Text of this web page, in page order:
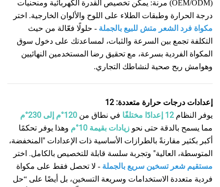
(OEM/ODM) مرنة: يمكن تخصيص القدرة الكهربائية ومنحنيات
درجة الحرارة وطبقات الطلاء على اللوح والألوان الخارجية. اختر
مكواة فرد الشعر متش للبيع بالجملة - حلولًا فعّالة من حيث
التكلفة تجمع بين السرعة والثبات، لمساعدتك على دخول سوق
المكواة الفردية بسرعة، مع تحقيق رضا المستخدمين النهائيين
وهوامش ربح صحية لنشاطك التجاري.
إعدادات درجات حرارة متعددة: 12
يوفر النظام 12 إعدادًا مختلفًا في نطاق من 120°م إلى 230°م
مما يسمح بالدقة حتى نحو زيادات بقيمة 10°م
وهذا يوفر تحكمًا
أكبر بكثير مقارنةً بالطرازات الأساسية ذات الإعدادات "المنخفضة،
المتوسطة، العالية" وتجربة سلسة قابلة للتخصيص بالكامل. اختر
مستقيم شعر تسخين سريع بالجملة - لا تحصل فقط على مكواة
فردية متعددة الاستخدامات وسريعة التسخين، بل أيضًا على “حل